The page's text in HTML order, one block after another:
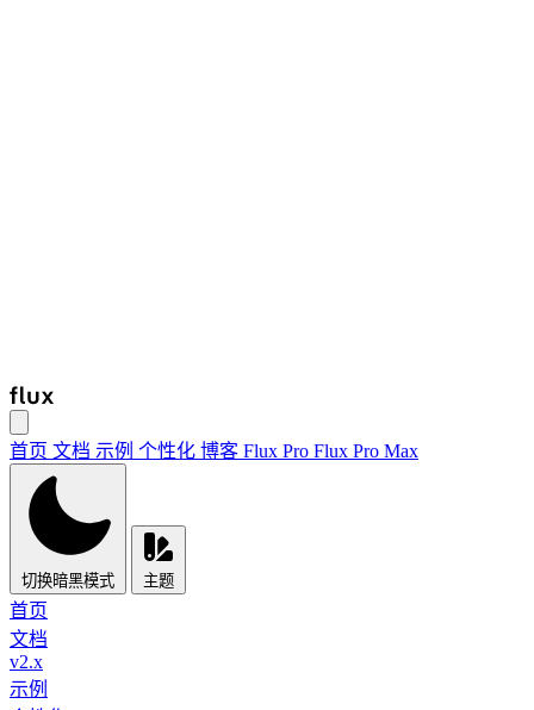
首页 文档 示例 个性化 博客 Flux Pro Flux Pro Max
切换暗黑模式 主题
首页
文档
v2.x
示例